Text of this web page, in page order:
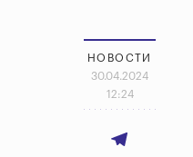
НОВОСТИ
30.04.2024
12:24